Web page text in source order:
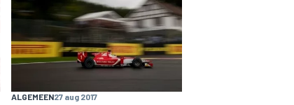
ALGEMEEN27 aug 2017